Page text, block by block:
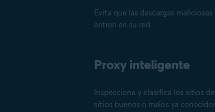
Evita que las descargas
entren en su red.
Proxy inteligente
Inspecciona y clasifica los sitios
sitios buenos o malos ya